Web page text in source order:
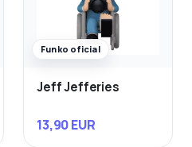
Funko oficial
Jeff Jefferies
13,90 EUR